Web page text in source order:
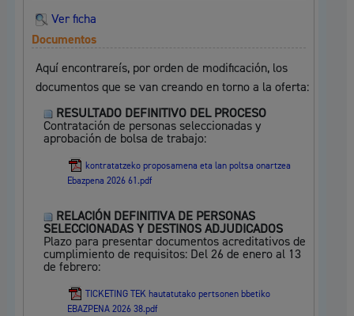
Ver ficha
Documentos
Aquí encontrareís, por orden de modificación, los
documentos que se van creando en torno a la oferta:
RESULTADO DEFINITIVO DEL PROCESO
Contratación de personas seleccionadas y
aprobación de bolsa de trabajo:
kontratatzeko proposamena eta lan poltsa onartzea
Ebazpena 2026 61.pdf
RELACIÓN DEFINITIVA DE PERSONAS
SELECCIONADAS Y DESTINOS ADJUDICADOS
Plazo para presentar documentos acreditativos de
cumplimiento de requisitos: Del 26 de enero al 13
de febrero:
TICKETING TEK hautatutako pertsonen bbetiko
EBAZPENA 2026 38.pdf